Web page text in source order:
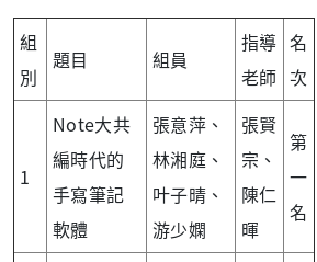
組
別
題目 組員
指導
老師
名
次
1
Note大共
編時代的
手寫筆記
軟體
張意萍、
林湘庭、
叶子晴、
游少嫻
張賢
宗、
陳仁
暉
第
一
名